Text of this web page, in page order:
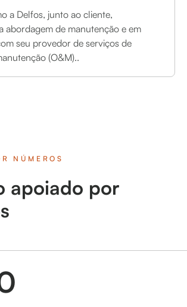
a Delfos, junto ao cliente,
abordagem de manutenção e em
seu provedor de serviços de
(O&M)..
NÚMEROS
apoiado por